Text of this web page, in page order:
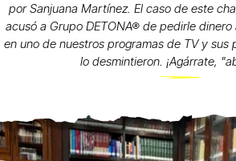
por Sanjuana Martínez. El caso de este
acusó a Grupo DETONA® de pedirle
en uno de nuestros programas de TV y sus
lo desmintieron. ¡Agárrate,